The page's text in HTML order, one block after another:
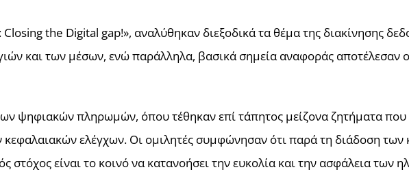
the Digital gap!», αναλύθηκαν διεξοδικά τα θέμα της διακίνησης
και των μέσων, ενώ παράλληλα, βασικά σημεία αναφοράς αποτέλεσαν
ψηφιακών πληρωμών, όπου τέθηκαν επί τάπητος μείζονα ζητήματα
ελέγχων. Οι ομιλητές συμφώνησαν ότι παρά τη διάδοση των
είναι το κοινό να κατανοήσει την ευκολία και την ασφάλεια των